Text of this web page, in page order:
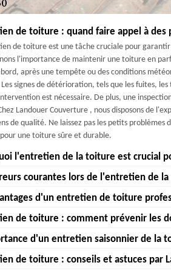
de toiture : quand faire appel à des
de toiture est une tâche cruciale pour
l'importance de maintenir une toiture en
après une tempête ou des conditions
signes de détérioration, tels que les fuites, les
est nécessaire. De plus, une
Landouer Couverture , nous disposons de
de qualité. Ne laissez pas les petits problèmes
une toiture sûre et durable.
l'entretien de la toiture est crucial
de la toiture est crucial pour votre maison à
de protéger votre investissement
d'énergie. À Cachan, les conditions
En inspectant et en entretenant
avant qu'ils ne deviennent des problèmes
de qualité pour garantir que votre toiture à
courantes lors de l'entretien de
la toiture est essentiel pour garantir la
son efficacité. Chez Landouer Couverture
erreur est de ne pas nettoyer les gouttières,
de produits inappropriés pour le
doux et spécifiques pour la toiture. Enfin,
d'un entretien de toiture
Couverture , nous comprenons
services présente de nombreux avantages.
de pointe pour détecter et réparer les
de toiture : comment prévenir les
Couverture , nous savons
surtout dans une région comme Cachan,
d'un entretien saisonnier de la
Couverture , nous comprenons
de toiture : conseils et astuces par